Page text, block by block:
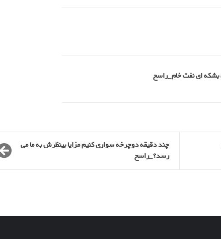
چند دقیقه دوچرخه سواری کنیم مزایا بینظرش به ما می
رسد؟_راسخ